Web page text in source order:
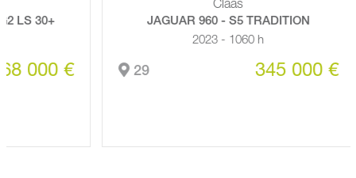
€
JAGUAR 960 - S5 TRADITION
2023 - 1060 h
345 000 €